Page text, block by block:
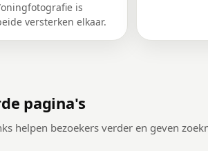
is
versterken elkaar.
pagina's
helpen bezoekers verder en geven